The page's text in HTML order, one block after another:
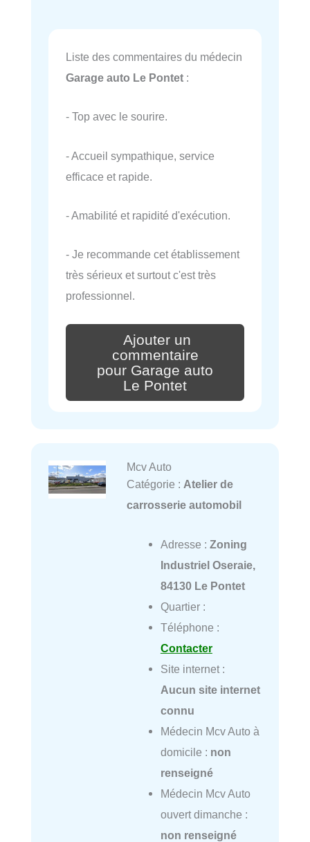
Liste des commentaires du médecin
Garage auto Le Pontet :
- Top avec le sourire.
- Accueil sympathique, service
efficace et rapide.
- Amabilité et rapidité d'exécution.
- Je recommande cet établissement
très sérieux et surtout c'est très
professionnel.
Ajouter un
commentaire
pour Garage auto
Le Pontet
Mcv Auto
Catégorie : Atelier de
carrosserie automobil
Adresse : Zoning
Industriel Oseraie,
84130 Le Pontet
Quartier :
Téléphone :
Contacter
Site internet :
Aucun site internet
connu
Médecin Mcv Auto à
domicile : non
renseigné
Médecin Mcv Auto
ouvert dimanche :
non renseigné